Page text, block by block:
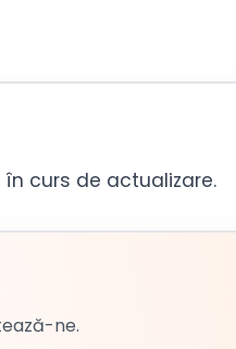
curs de actualizare.
ne.